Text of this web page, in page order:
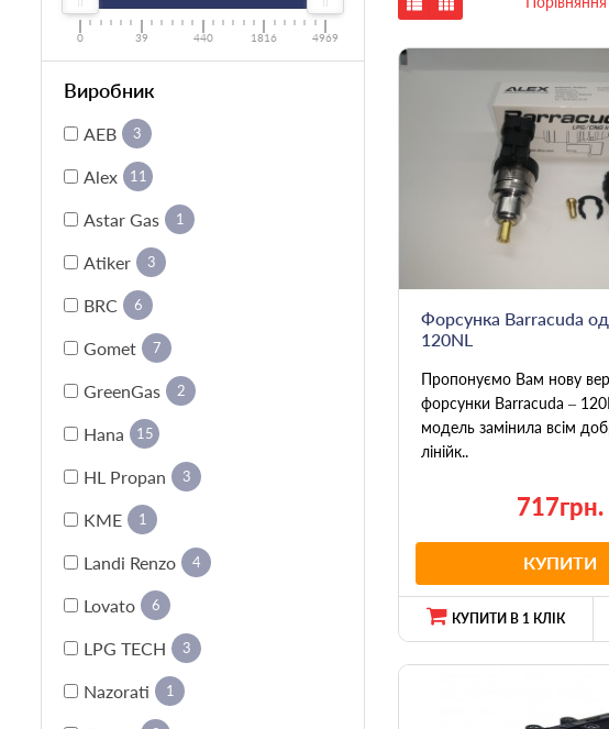
0 39 440 1816 4969
Виробник
AEB 3
Alex 11
Astar Gas 1
Atiker 3
BRC 6
Gomet 7
GreenGas 2
Hana 15
HL Propan 3
KME 1
Landi Renzo 4
Lovato 6
LPG TECH 3
Nazorati 1
Форсунка Barracuda
120NL
Пропонуємо Вам нову
форсунки Barracuda –
модель замінила всім
лінійк..
717грн.
КУПИТИ
КУПИТИ В 1 КЛІК